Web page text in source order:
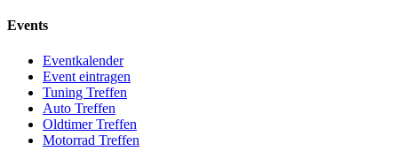
Events
Eventkalender
Event eintragen
Tuning Treffen
Auto Treffen
Oldtimer Treffen
Motorrad Treffen